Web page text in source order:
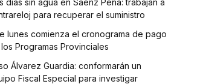
para recuperar el suministro
lunes comienza el cronograma de pago
Programas Provinciales
Álvarez Guardia: conformarán un
Fiscal Especial para investigar